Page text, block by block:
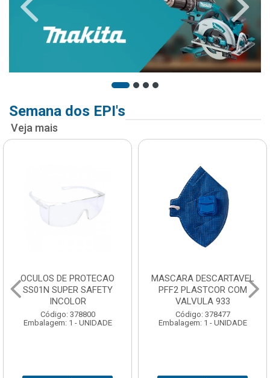
Semana dos EPI's
Veja mais
OCULOS DE PROTECAO
SS01N SUPER SAFETY
INCOLOR
Código: 378800
Embalagem: 1 - UNIDADE
MASCARA DESCARTAVEL
PFF2 PLASTCOR COM
VALVULA 933
Código: 378477
Embalagem: 1 - UNIDADE